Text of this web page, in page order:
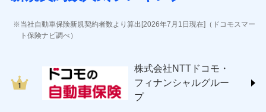
ソニー損害保険株式会社
(https://www.sonysonpo.co.jp/)
ＳＯＭＰＯダイレクト損害保険株式会社
(https://www.sompo-direct.co.jp/)
チューリッヒ保険会社 (https://www.zurich.co.jp/)
当社自動車保険新規契約者数より算出[2026年7月1日現在]（ドコモスマー
ト保険ナビ調べ）
株式会社NTTドコモ・
フィナンシャルグルー
プ